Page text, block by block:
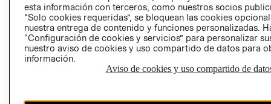
Perú (S/)
CAMBIAR REGIÓN
El contenido de esta página web está protegido por copyright y es
esta información con terceros, como nuestros socios
“Solo cookies requeridas”, se bloquean las cookies
nuestra entrega de contenido y funciones personalizadas.
“Configuración de cookies y servicios” para personalizar
nuestro aviso de cookies y uso compartido de datos para
información.
Aviso de cookies y uso compartido de